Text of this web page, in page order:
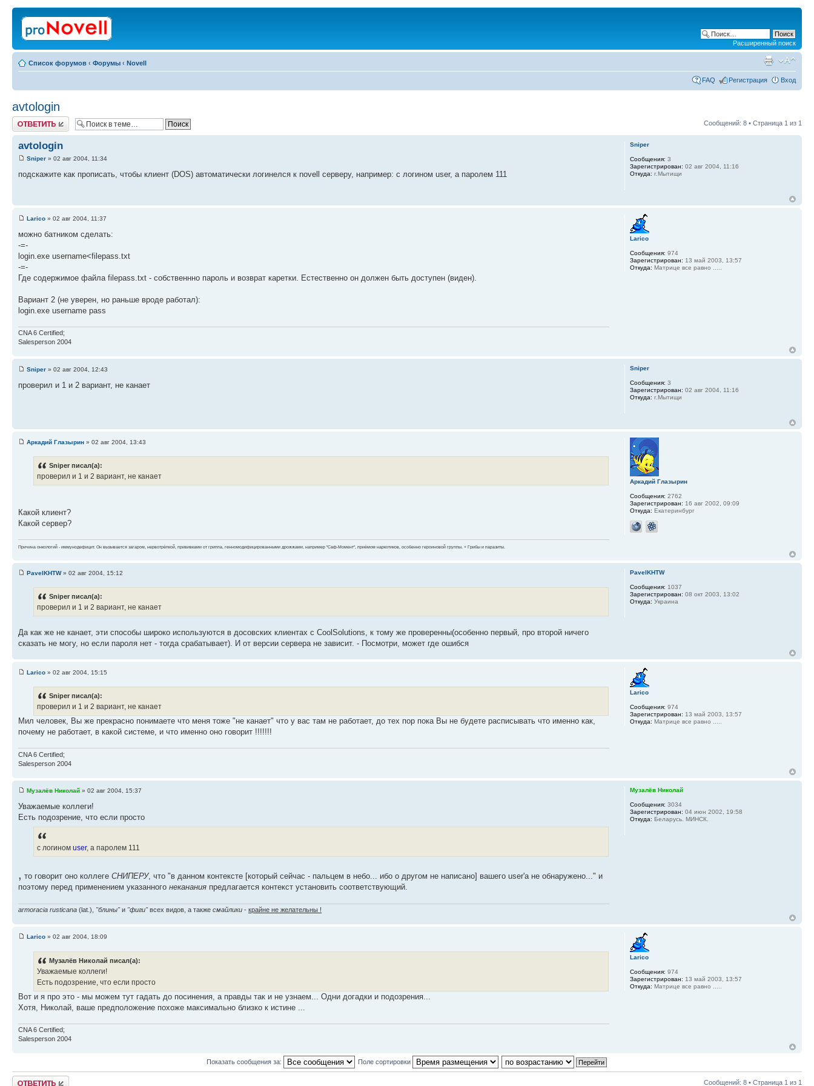
Расширенный поиск
Список форумов ‹ Форумы ‹ Novell
FAQ Регистрация Вход
avtologin
Ответить Сообщений: 8 • Страница 1 из 1
avtologin
Sniper » 02 авг 2004, 11:34
подскажите как прописать, чтобы клиент (DOS) автоматически логинелся к novell ceрверу, например: с логином user, а паролем 111
Sniper
Сообщения: 3
Зарегистрирован: 02 авг 2004, 11:16
Откуда: г.Мытищи
Larico » 02 авг 2004, 11:37
можно батником сделать:
-=-
login.exe username<filepass.txt
-=-
Где содержимое файла filepass.txt - собственнно пароль и возврат каретки. Естественно он должен быть доступен (виден).
Вариант 2 (не уверен, но раньше вроде работал):
login.exe username pass
CNA 6 Certified;
Salesperson 2004
Larico
Сообщения: 974
Зарегистрирован: 13 май 2003, 13:57
Откуда: Матрице все равно .....
Sniper » 02 авг 2004, 12:43
проверил и 1 и 2 вариант, не канает
Sniper
Сообщения: 3
Зарегистрирован: 02 авг 2004, 11:16
Откуда: г.Мытищи
Аркадий Глазырин » 02 авг 2004, 13:43
Sniper писал(а):
проверил и 1 и 2 вариант, не канает
Какой клиент?
Какой сервер?
Причина онкологий - иммунодефицит. Он вызывается загаром, нервотрёпкой, прививками от гриппа, генномодифицированными дрожжами, например "Саф-Момент", приёмом наркотиков, особенно героиновой группы. + Грибы и паразиты.
Аркадий Глазырин
Сообщения: 2762
Зарегистрирован: 16 авг 2002, 09:09
Откуда: Екатеринбург
PavelKHTW» 02 авг 2004, 15:12
Sniper писал(а):
проверил и 1 и 2 вариант, не канает
Да как же не канает, эти способы широко используются в досовских клиентах с CoolSolutions, к тому же проверенны(особенно первый, про второй ничего
сказать не могу, но если пароля нет - тогда срабатывает). И от версии сервера не зависит. - Посмотри, может где ошибся
PavelKHTW
Сообщения: 1037
Зарегистрирован: 08 окт 2003, 13:02
Откуда: Украина
Larico » 02 авг 2004, 15:15
Sniper писал(а):
проверил и 1 и 2 вариант, не канает
Мил человек, Вы же прекрасно понимаете что меня тоже "не канает" что у вас там не работает, до тех пор пока Вы не будете расписывать что именно как,
почему не работает, в какой системе, и что именно оно говорит !!!!!!!
CNA 6 Certified;
Salesperson 2004
Larico
Сообщения: 974
Зарегистрирован: 13 май 2003, 13:57
Откуда: Матрице все равно .....
Музалёв Николай » 02 авг 2004, 15:37
Уважаемые коллеги!
Есть подозрение, что если просто
с логином user, а паролем 111
, то говорит оно коллеге СНИПЕРУ, что "в данном контексте [который сейчас - пальцем в небо... ибо о другом не написано] вашего user'a не обнаружено..." и
поэтому перед применением указанного неканания предлагается контекст установить соответствующий.
armoracia rusticana (lat.), "блины"и "фиги"всех видов, а также смайлики - крайне не желательны !
Музалёв Николай
Сообщения: 3034
Зарегистрирован: 04 июн 2002, 19:58
Откуда: Беларусь. МИНСК.
Larico » 02 авг 2004, 18:09
Музалёв Николай писал(а):
Уважаемые коллеги!
Есть подозрение, что если просто
Вот и я про это - мы можем тут гадать до посинения, а правды так и не узнаем... Одни догадки и подозрения...
Хотя, Николай, ваше предположение похоже максимально близко к истине ...
CNA 6 Certified;
Salesperson 2004
Larico
Сообщения: 974
Зарегистрирован: 13 май 2003, 13:57
Откуда: Матрице все равно .....
Показать сообщения за: Поле сортировки
Ответить Сообщений: 8 • Страница 1 из 1